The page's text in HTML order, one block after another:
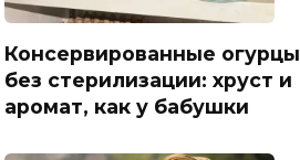
Консервированные огурцы
без стерилизации: хруст и
аромат, как у бабушки